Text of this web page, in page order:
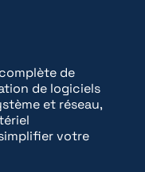
de
de logiciels
et réseau,
votre